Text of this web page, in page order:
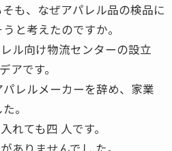
も、なぜアパレル品の検品に
と考えたのですか。
ル向け物流センターの設立
アです。
レルメーカーを辞め、家業
。
れても四 人です。